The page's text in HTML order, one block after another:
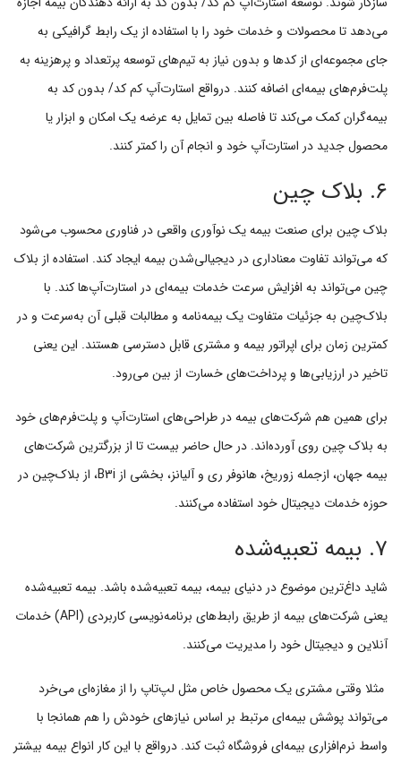
می‌دهد تا محصولات و خدمات خود را با استفاده از یک رابط گرافیکی به
جای مجموعه‌ای از کدها و بدون نیاز به تیم‌های توسعه‌ پرتعداد و پرهزینه به
پلت‌فرم‌های بیمه‌ای اضافه کنند. درواقع استارت‌آپ کم کد/ بدون کد به
بیمه‌گران کمک می‌کند تا فاصله بین تمایل به عرضه یک امکان و ابزار یا
محصول جدید در استارت‌آپ خود و انجام آن را کمتر کنند.
۶. بلاک چین
بلاک چین برای صنعت بیمه یک نوآوری واقعی در فناوری محسوب می‌شود
که می‌تواند تفاوت معناداری در دیجیالی‌شدن بیمه ایجاد کند. استفاده از بلاک
چین می‌تواند به افزایش سرعت خدمات بیمه‌ای در استارت‌آپ‌ها کند. با
بلاک‌چین به جزئیات متفاوت یک بیمه‌نامه و مطالبات قبلی آن به‌سرعت و در
کمترین زمان برای اپراتور بیمه و مشتری قابل دسترسی هستند. این یعنی
تاخیر در ارزیابی‌ها و پرداخت‌های خسارت از بین می‌رود.
برای همین هم شرکت‌های بیمه در طراحی‌های استارت‌آپ و پلت‌فرم‌های خود
به بلاک چین روی آورده‌اند. در حال حاضر بیست تا از بزرگترین شرکت‌های
بیمه جهان، ازجمله زوریخ، هانوفر ری و آلیانز، بخشی از B3i، از بلاک‌چین در
حوزه خدمات دیجیتال خود استفاده می‌کنند.
۷. بیمه تعبیه‌شده
شاید داغ‌ترین موضوع در دنیای بیمه، بیمه تعبیه‌شده باشد. بیمه تعبیه‌شده
یعنی شرکت‌های بیمه از طریق رابط‌های برنامه‌نویسی کاربردی (API) خدمات
آنلاین و دیجیتال خود را مدیریت می‌کنند.
مثلا وقتی مشتری یک محصول خاص مثل لپ‌تاپ را از مغازه‌ای می‌خرد
می‌تواند پوشش بیمه‌ای مرتبط بر اساس نیازهای خودش را هم همانجا با
واسط نرم‌افزاری بیمه‌ای فروشگاه ثبت کند. درواقع با این کار انواع بیمه بیشتر